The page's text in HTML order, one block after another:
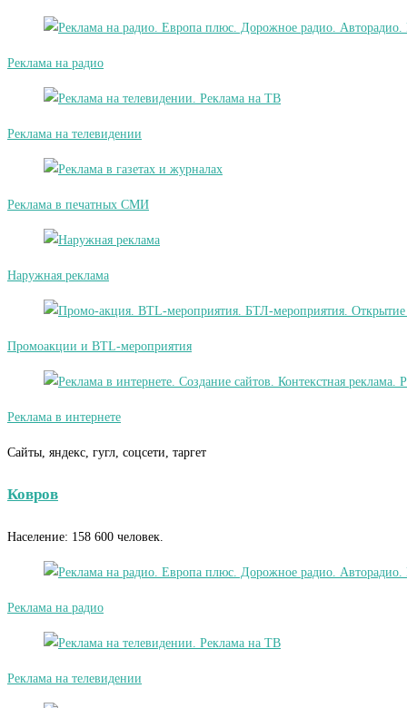
Реклама на радио
Реклама на телевидении
Реклама в печатных СМИ
Наружная реклама
Промоакции и BTL-мероприятия
Реклама в интернете
Сайты, яндекс, гугл, соцсети, таргет
Ковров
Население: 158 600 человек.
Реклама на радио
Реклама на телевидении